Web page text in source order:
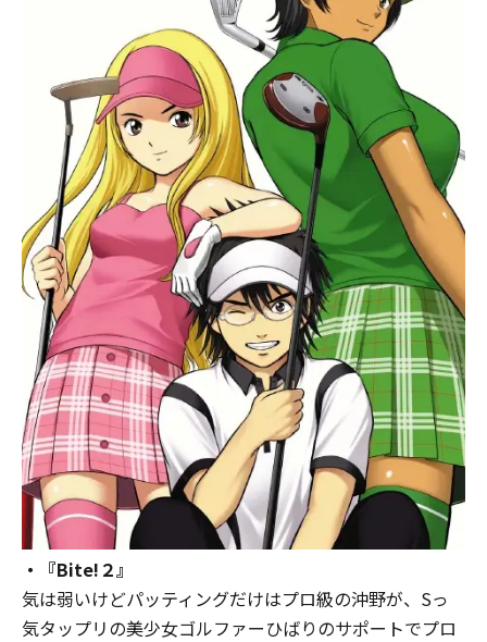
・『Bite!２』
気は弱いけどパッティングだけはプロ級の沖野が、Sっ
気タップリの美少女ゴルファーひばりのサポートでプロ